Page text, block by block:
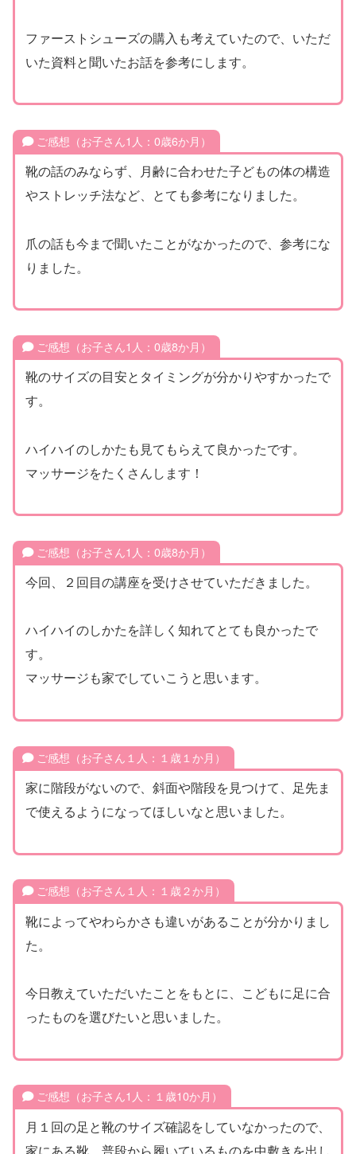
ファーストシューズの購入も考えていたので、いただ
いた資料と聞いたお話を参考にします。
ご感想（お子さん1人：0歳6か月）
靴の話のみならず、月齢に合わせた子どもの体の構造
やストレッチ法など、とても参考になりました。
爪の話も今まで聞いたことがなかったので、参考にな
りました。
ご感想（お子さん1人：0歳8か月）
靴のサイズの目安とタイミングが分かりやすかったで
す。
ハイハイのしかたも見てもらえて良かったです。
マッサージをたくさんします！
ご感想（お子さん1人：0歳8か月）
今回、２回目の講座を受けさせていただきました。
ハイハイのしかたを詳しく知れてとても良かったで
す。
マッサージも家でしていこうと思います。
ご感想（お子さん１人：１歳１か月）
家に階段がないので、斜面や階段を見つけて、足先ま
で使えるようになってほしいなと思いました。
ご感想（お子さん１人：１歳２か月）
靴によってやわらかさも違いがあることが分かりまし
た。
今日教えていただいたことをもとに、こどもに足に合
ったものを選びたいと思いました。
ご感想（お子さん1人：１歳10か月）
月１回の足と靴のサイズ確認をしていなかったので、
家にある靴、普段から履いているものを中敷きを出し